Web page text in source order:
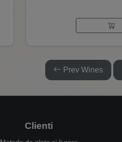
Prev Wines
Clienti